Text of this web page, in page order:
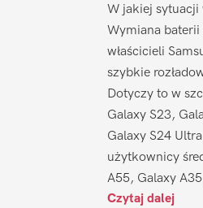
W jakiej sytuacji
Wymiana baterii
właścicieli
szybkie
Dotyczy to w
Galaxy S23,
Galaxy S24
użytkownicy
A55, Galaxy
Czytaj dalej